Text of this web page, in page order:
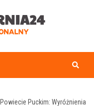
Puckim: Wyróżnienia